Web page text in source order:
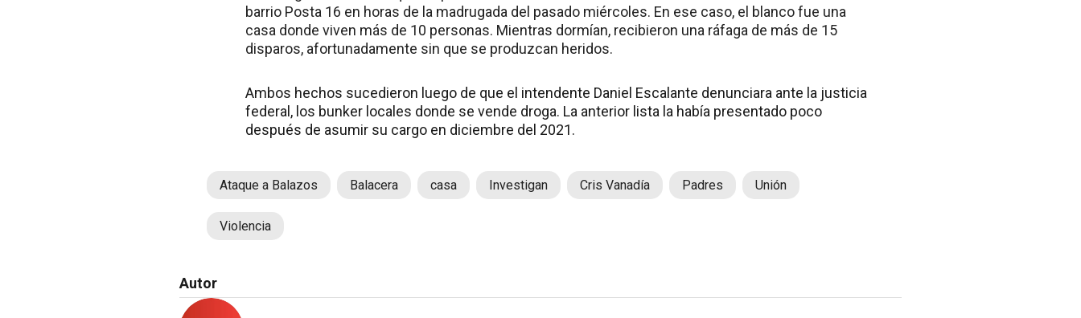
barrio Posta 16 en horas de la madrugada del pasado miércoles. En ese caso, el blanco fue una
casa donde viven más de 10 personas. Mientras dormían, recibieron una ráfaga de más de 15
disparos, afortunadamente sin que se produzcan heridos.
Ambos hechos sucedieron luego de que el intendente Daniel Escalante denunciara ante la justicia
federal, los bunker locales donde se vende droga. La anterior lista la había presentado poco
después de asumir su cargo en diciembre del 2021.
Ataque a Balazos Balacera casa Investigan Cris Vanadía Padres Unión
Violencia
Autor